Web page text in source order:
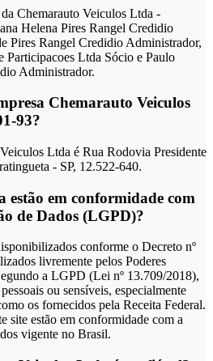
Chemarauto Veiculos Ltda -
Helena Pires Rangel Credidio
Pires Rangel Credidio Administrador,
Participacoes Ltda Sócio e Paulo
Administrador.
Chemarauto Veiculos
93?
Ltda é Rua Rodovia Presidente
- SP, 12.522-640.
estão em conformidade com
de Dados (LGPD)?
conforme o Decreto nº
livremente pelos Poderes
a LGPD (Lei nº 13.709/2018),
ou sensíveis, especialmente
os fornecidos pela Receita Federal.
site estão em conformidade com a
vigente no Brasil.